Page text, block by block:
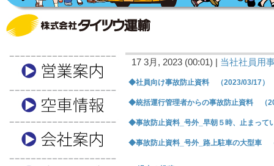
17 3月, 2023 (00:01) | 当社社員用
◆社員向け事故防止資料 （2023/03/17）
◆統括運行管理者からの事故防止資料 （
◆事故防止資料_号外_早朝５時、止まっ
◆事故防止資料_号外_路上駐車の大型車